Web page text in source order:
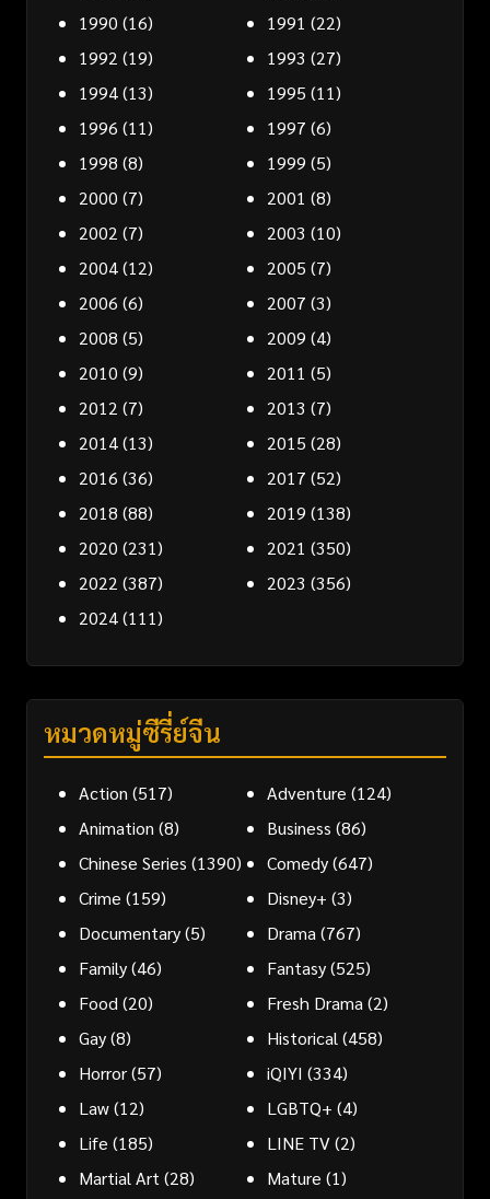
1990 (16) 1991 (22)
1992 (19) 1993 (27)
1994(13) 1995 (11)
1996 (11) 1997 (6)
1998 (8) 1999 (5)
2000 (7) 2001 (8)
2002 (7) 2003 (10)
2004(12) 2005 (7)
2006 (6) 2007 (3)
2008 (5) 2009 (4)
2010 (9) 2011 (5)
2012 (7) 2013 (7)
2014(13) 2015 (28)
2016 (36) 2017 (52)
2018 (88) 2019 (138)
2020 (231) 2021 (350)
2022 (387) 2023 (356)
2024(111)
หมวดหมู่ซีรี่ย์จีน
Action (517) Adventure (124)
Animation (8) Business (86)
Chinese Series (1390) Comedy(647)
Crime (159) Disney+ (3)
Documentary(5) Drama (767)
Family(46) Fantasy(525)
Food (20) Fresh Drama (2)
Gay(8) Historical (458)
Horror(57) iQIYI (334)
Law(12) LGBTQ+ (4)
Life (185) LINE TV(2)
Martial Art (28) Mature (1)